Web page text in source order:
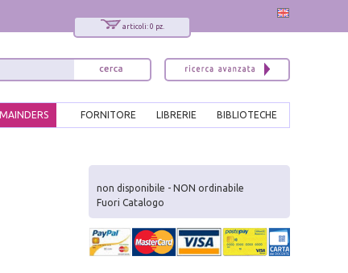
articoli: 0 pz.
BIBLIOTECHE
LIBRERIE
FORNITORE
non disponibile - NON ordinabile
Fuori Catalogo
x
Interessato ai nostri libri?
Allora iscriviti alla nostra newsletter!
Sarai informato delle nostre novità, potrai
comunque cancellarti quando desideri.